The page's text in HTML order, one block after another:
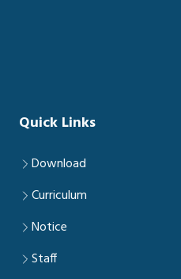
Quick Links
Download
Curriculum
Notice
Staff